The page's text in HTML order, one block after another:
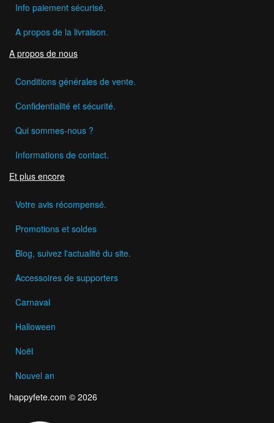
Info paiement sécurisé.
A propos de la livraison.
A propos de nous
Conditions générales de vente.
Confidentialité et sécurité.
Qui sommes-nous ?
Informations de contact.
Et plus encore
Votre avis récompensé.
Promotions et soldes
Blog, suivez l'actualité du site.
Accessoires de supporters
Carnaval
Halloween
Noël
Nouvel an
happyfete.com © 2026